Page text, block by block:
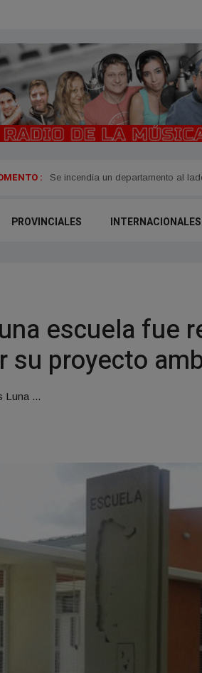
: Se incendia un departamento al
PROVINCIALES INTERNACIONALES
escuela fue
su proyecto
Luna ...